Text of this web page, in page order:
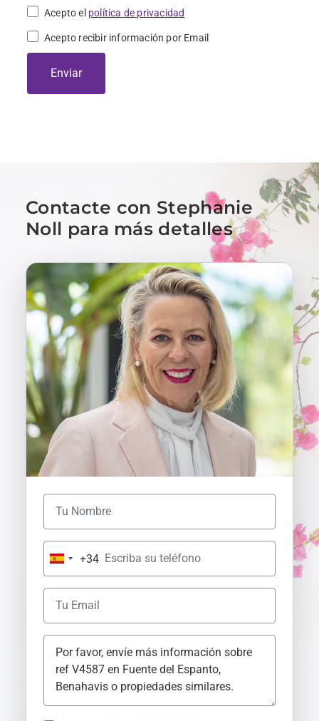
Acepto el política de privacidad
Acepto recibir información por Email
Enviar
Contacte con Stephanie
Noll para más detalles
S
a
i
n
+
3
+34